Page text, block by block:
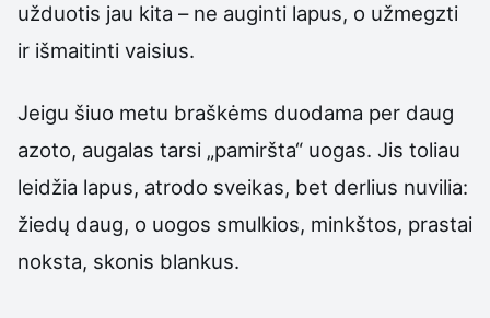
užduotis jau kita – ne auginti lapus, o užmegzti
ir išmaitinti vaisius.
Jeigu šiuo metu braškėms duodama per daug
azoto, augalas tarsi „pamiršta“ uogas. Jis toliau
leidžia lapus, atrodo sveikas, bet derlius nuvilia:
žiedų daug, o uogos smulkios, minkštos, prastai
noksta, skonis blankus.